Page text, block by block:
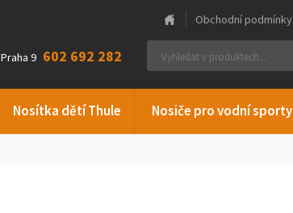
Praha 9 602 692 282
Nosítka dětí Thule Nosiče pro vodní sporty
Obchodní podmínky